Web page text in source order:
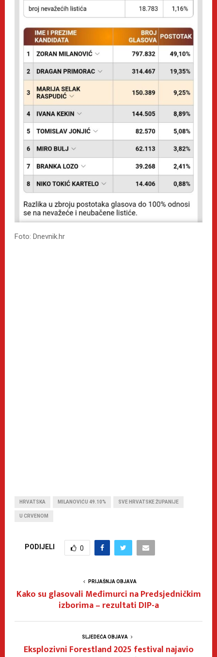
Foto: Dnevnik.hr
HRVATSKA MILANOVIĆU 49.10% SVE HRVATSKE ŽUPANIJE
U CRVENOM
PODIJELI 0
PRIJAŠNJA OBJAVA
Kako su glasovali Međimurci na Predsjedničkim
izborima – rezultati DIP-a
SLJEDEĆA OBJAVA
Eksplozivni Forestland 2025 festival najavio